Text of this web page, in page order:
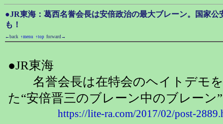
●JR東海：葛西名誉会長は安倍政治の最大ブレーン。国家公
も！
←back ↑menu ↑top forward→
●JR東海
名誉会長は在特会のヘイトデモを
た“安倍晋三のブレーン中のブレーン”
https://lite-ra.com/2017/02/post-